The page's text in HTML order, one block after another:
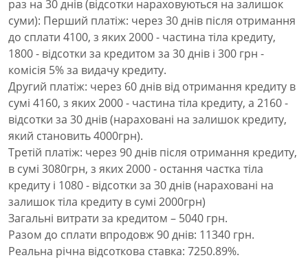
раз на 30 днів (відсотки нараховуються на залишок
суми): Перший платіж: через 30 днів після отримання
до сплати 4100, з яких 2000 - частина тіла кредиту,
1800 - відсотки за кредитом за 30 днів і 300 грн -
комісія 5% за видачу кредиту.
Другий платіж: через 60 днів від отримання кредиту в
сумі 4160, з яких 2000 - частина тіла кредиту, а 2160 -
відсотки за 30 днів (нараховані на залишок кредиту,
який становить 4000грн).
Третій платіж: через 90 днів після отримання кредиту,
в сумі 3080грн, з яких 2000 - остання частка тіла
кредиту і 1080 - відсотки за 30 днів (нараховані на
залишок тіла кредиту в сумі 2000грн)
Загальні витрати за кредитом – 5040 грн.
Разом до сплати впродовж 90 днів: 11340 грн.
Реальна річна відсоткова ставка: 7250.89%.